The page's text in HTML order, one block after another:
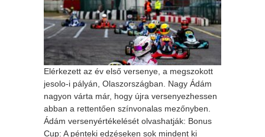
Elérkezett az év első versenye, a megszokott
jesolo-i pályán, Olaszországban. Nagy Ádám
nagyon várta már, hogy újra versenyezhessen
abban a rettentően színvonalas mezőnyben.
Ádám versenyértékelését olvashatják: Bonus
Cup: A pénteki edzéseken sok mindent ki